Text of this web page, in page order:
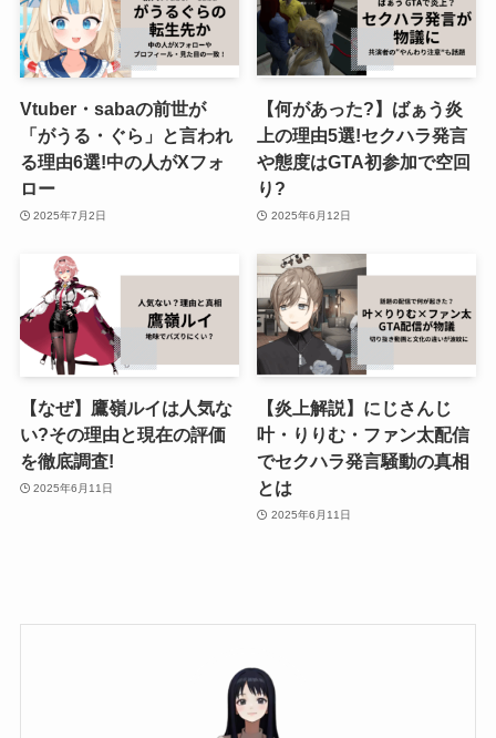
Vtuber・sabaの前世が
「がうる・ぐら」と言われ
る理由6選!中の人がXフォ
ロー
2025年7月2日
【何があった?】ばぁう炎
上の理由5選!セクハラ発言
や態度はGTA初参加で空回
り?
2025年6月12日
【なぜ】鷹嶺ルイは人気な
い?その理由と現在の評価
を徹底調査!
2025年6月11日
【炎上解説】にじさんじ
叶・りりむ・ファン太配信
でセクハラ発言騒動の真相
とは
2025年6月11日